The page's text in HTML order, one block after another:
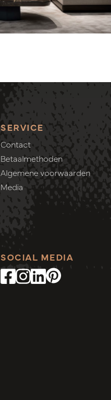
SERVICE
Contact
Betaalmethoden
Algemene voorwaarden
Media
SOCIAL MEDIA